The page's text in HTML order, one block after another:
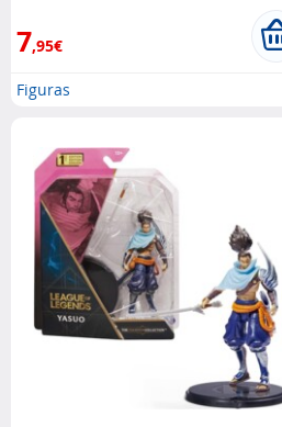
7,95€
Figuras